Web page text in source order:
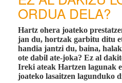
ORDUA DELA?
Hartz ohera joateko
jan du, hortzak garbitu ditu
handia jantzi du, baina,
ote dabil ate-joka? Ez al
Ireki ateak Hartzen lagunak
joateko lasaitzen lagunduko